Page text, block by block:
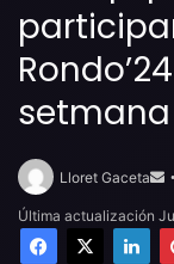
Lloret Gaceta
Última actualización
Facebook
X